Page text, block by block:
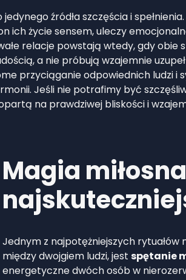
źródła szczęścia i
ich życie sensem, uleczy
relacje powstają wtedy, gdy obie
a nie próbują wzajemnie
przyciąganie odpowiednich ludzi i
Jeśli nie potrafimy być
na prawdziwej bliskości i
Magia
Jednym z najpotężniejszych rytuałów
między dwojgiem ludzi, jest spętanie
energetyczne dwóch osób w